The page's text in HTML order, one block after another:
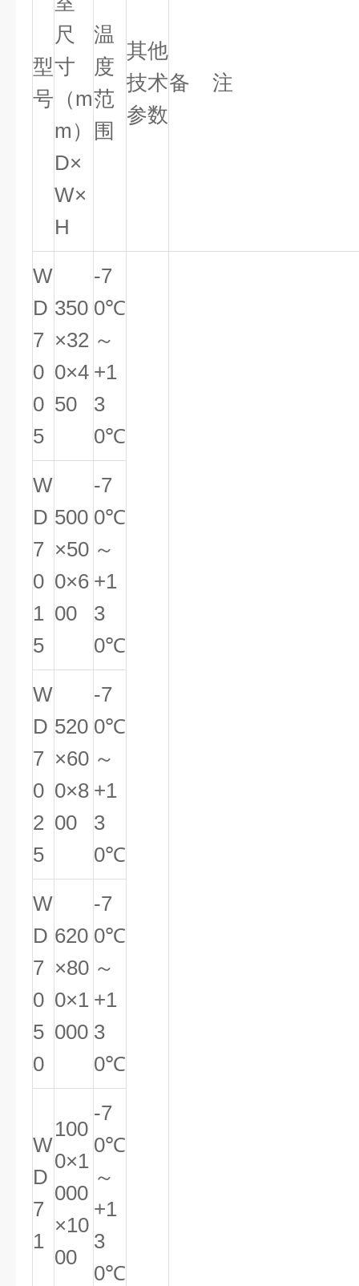
型
号
尺
寸
（m
m）
D×
W×
H
温
度
范
围
其他
技术
参数
备 注
W
D
7
0
0
5
350
×32
0×4
50
-7
0℃
～
+1
3
0℃
W
D
7
0
1
5
500
×50
0×6
00
-7
0℃
～
+1
3
0℃
W
D
7
0
2
5
520
×60
0×8
00
-7
0℃
～
+1
3
0℃
W
D
7
0
5
0
620
×80
0×1
000
-7
0℃
～
+1
3
0℃
W
D
7
1
100
0×1
000
×10
00
-7
0℃
～
+1
3
0℃